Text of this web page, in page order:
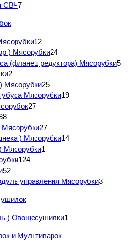
СВЧ7
12
) Мясорубки24
(фланец редуктора) Мясорубки5
2
Мясорубки25
Мясорубки19
27
Мясорубки27
) Мясорубки14
Мясорубки1
124
52
управления Мясорубки3
) Овощесушилки1
и Мультиварок